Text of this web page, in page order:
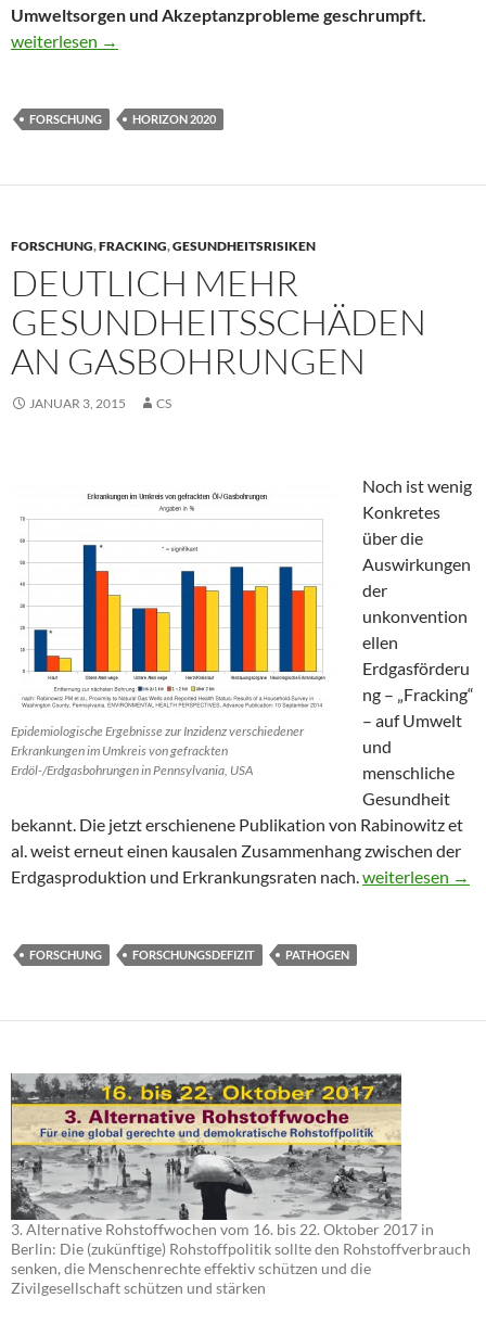
Umweltsorgen und Akzeptanzprobleme geschrumpft.
Schiefergas-Fracking dräut am HORIZON
weiterlesen →
FORSCHUNG HORIZON 2020
FORSCHUNG,FRACKING,GESUNDHEITSRISIKEN
DEUTLICH MEHR
GESUNDHEITSSCHÄDEN
AN GASBOHRUNGEN
JANUAR 3, 2015 CS
Epidemiologische Ergebnisse zur Inzidenz verschiedener
Erkrankungen im Umkreis von gefrackten
Erdöl-/Erdgasbohrungen in Pennsylvania, USA
Noch ist wenig
Konkretes
über die
Auswirkungen
der
unkonvention
ellen
Erdgasförderu
ng – „Fracking“
– auf Umwelt
und
menschliche
Gesundheit
bekannt. Die jetzt erschienene Publikation von Rabinowitz et
al. weist erneut einen kausalen Zusammenhang zwischen der
Erdgasproduktion und Erkrankungsraten nach.Deutlich mehr
weiterlesen →
FORSCHUNG FORSCHUNGSDEFIZIT PATHOGEN
3. Alternative Rohstoffwochen vom 16. bis 22. Oktober 2017 in
Berlin: Die (zukünftige) Rohstoffpolitik sollte den Rohstoffverbrauch
senken, die Menschenrechte effektiv schützen und die
Zivilgesellschaft schützen und stärken